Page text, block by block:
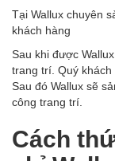
Tại Wallux chuyên
khách hàng
Sau khi được
trang trí. Quý
Sau đó Wallux sẽ
công trang trí.
Cách